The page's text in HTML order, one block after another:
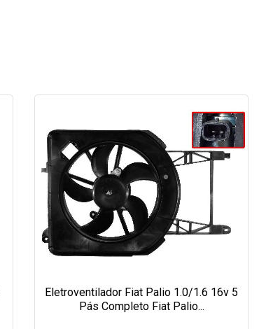
Eletroventilador Fiat Palio 1.0/1.6 16v 5
Pás Completo Fiat Palio...